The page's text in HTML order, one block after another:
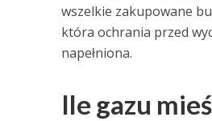
wszelkie zakupowane
która ochrania przed
napełniona.
Ile gazu